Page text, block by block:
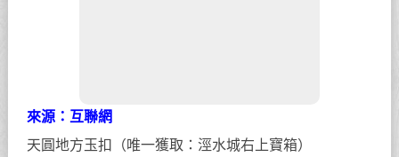
來源：互聯網
天圓地方玉扣（唯一獲取：涇水城右上寶箱）